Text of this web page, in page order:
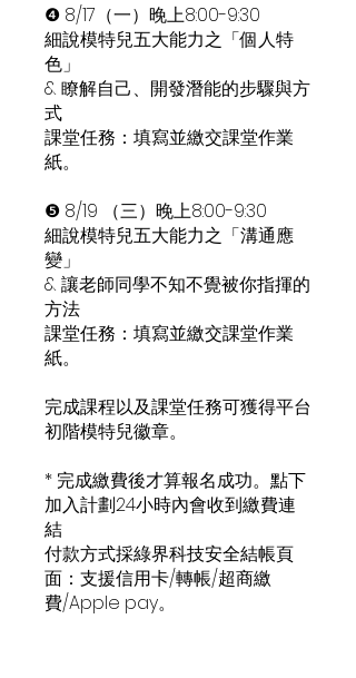
❹ 8/17（一）晚上8:00-9:30
細說模特兒五大能力之「個人特
色」
& 瞭解自己、開發潛能的步驟與方
式
課堂任務：填寫並繳交課堂作業
紙。
❺ 8/19 （三）晚上8:00-9:30
細說模特兒五大能力之「溝通應
變」
& 讓老師同學不知不覺被你指揮的
方法
課堂任務：填寫並繳交課堂作業
紙。
完成課程以及課堂任務可獲得平台
初階模特兒徽章。
* 完成繳費後才算報名成功。點下
加入計劃24小時內會收到繳費連
結
付款方式採綠界科技安全結帳頁
面：支援信用卡/轉帳/超商繳
費/Apple pay。